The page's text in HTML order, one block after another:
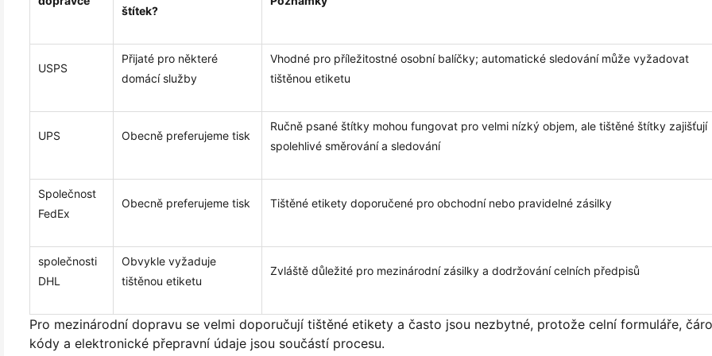
štítek?
USPS
Přijaté pro některé
domácí služby
Vhodné pro příležitostné osobní balíčky; automatické sledování může vyžadovat
tištěnou etiketu
UPS Obecně preferujeme tisk
Ručně psané štítky mohou fungovat pro velmi nízký objem, ale tištěné štítky zajišťují
spolehlivé směrování a sledování
Společnost
FedEx
Obecně preferujeme tisk Tištěné etikety doporučené pro obchodní nebo pravidelné zásilky
společnosti
DHL
Obvykle vyžaduje
tištěnou etiketu
Zvláště důležité pro mezinárodní zásilky a dodržování celních předpisů
Pro mezinárodní dopravu se velmi doporučují tištěné etikety a často jsou nezbytné, protože celní formuláře,
kódy a elektronické přepravní údaje jsou součástí procesu.